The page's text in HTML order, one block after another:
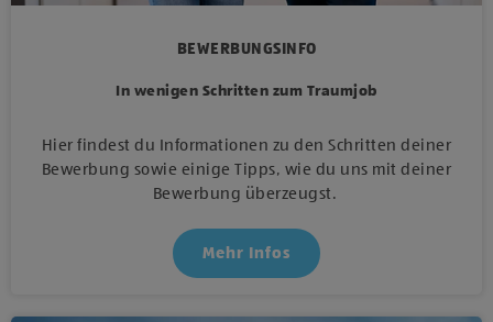
BEWERBUNGSINFO
In wenigen Schritten zum Traumjob
Hier findest du Informationen zu den Schritten deiner
Bewerbung sowie einige Tipps, wie du uns mit deiner
Bewerbung überzeugst.
Mehr Infos